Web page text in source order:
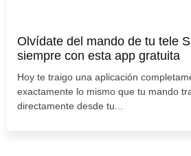
Olvídate del mando de tu tele
siempre con esta app gratuita
Hoy te traigo una aplicación
exactamente lo mismo que tu mando
directamente desde tu...